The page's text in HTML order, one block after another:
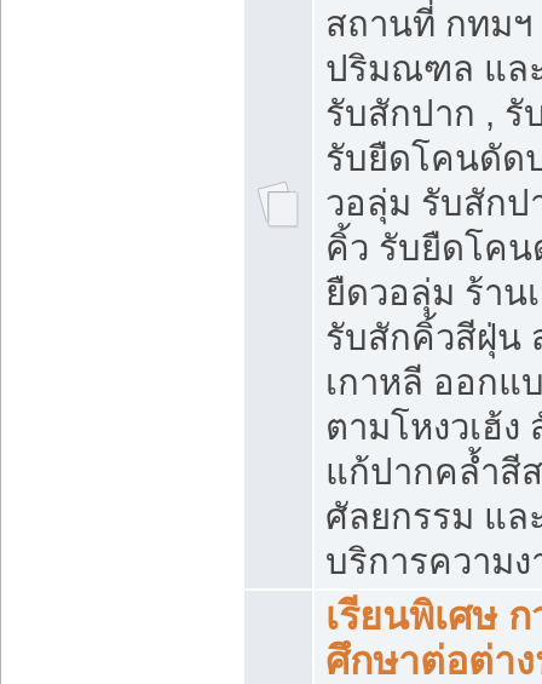
สถานที่ กทมฯ
ปริมณฑล แล
รับสักปาก , รั
รับยืดโคนดัด
วอลุ่ม รับสักป
คิ้ว รับยืดโค
ยืดวอลุ่ม ร้าน
รับสักคิ้วสีฝุ่น
เกาหลี ออกแ
ตามโหงวเฮ้ง
แก้ปากคล้ำสี
ศัลยกรรม แล
บริการความ
เรียนพิเศษ
ศึกษาต่อต่าง